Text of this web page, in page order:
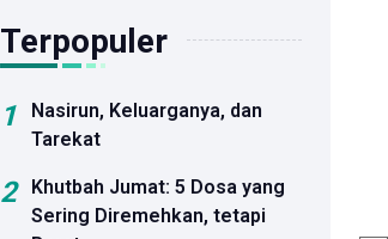
Terpopuler
1
Nasirun, Keluarganya, dan
Tarekat
2
Khutbah Jumat: 5 Dosa yang
Sering Diremehkan, tetapi